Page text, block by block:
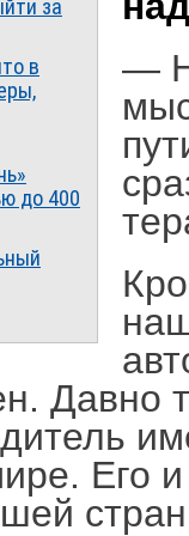
за
в
до 400
—
Давно
Его